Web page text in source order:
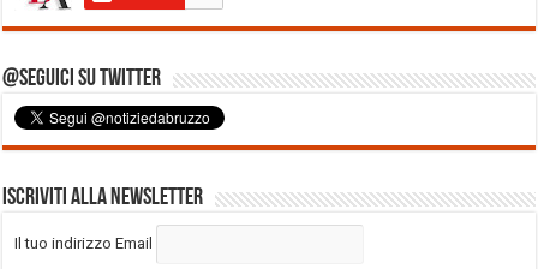
@Seguici su Twitter
Iscriviti alla Newsletter
Il tuo indirizzo Email